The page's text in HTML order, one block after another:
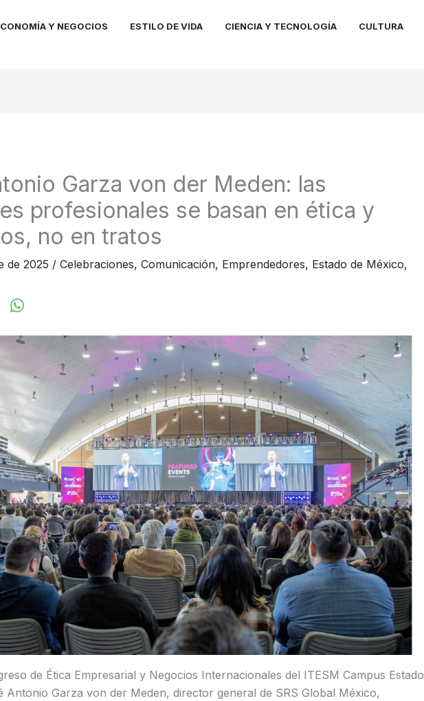
Y NEGOCIOS ESTILO DE VIDA CIENCIA Y TECNOLOGÍA CULTURA
Garza von der Meden: las
profesionales se basan en ética y
no en tratos
de 2025 / Celebraciones, Comunicación, Emprendedores, Estado de México,
de Ética Empresarial y Negocios Internacionales del ITESM Campus Estado
Antonio Garza von der Meden, director general de SRS Global México,